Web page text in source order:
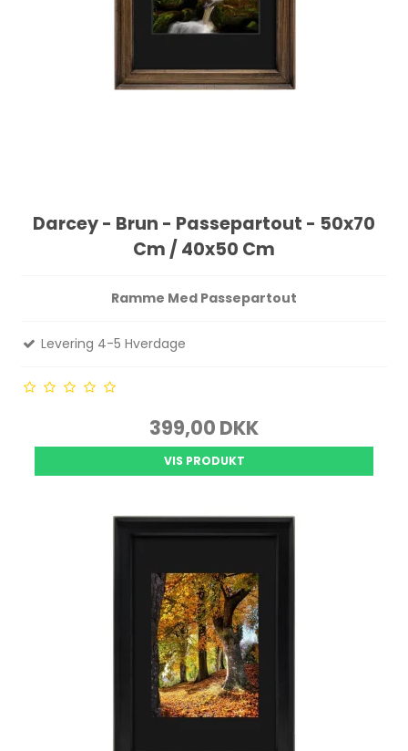
Darcey - Brun - Passepartout - 50x70
Cm / 40x50 Cm
Ramme Med Passepartout
Levering 4-5 Hverdage
399,00 DKK
VIS PRODUKT